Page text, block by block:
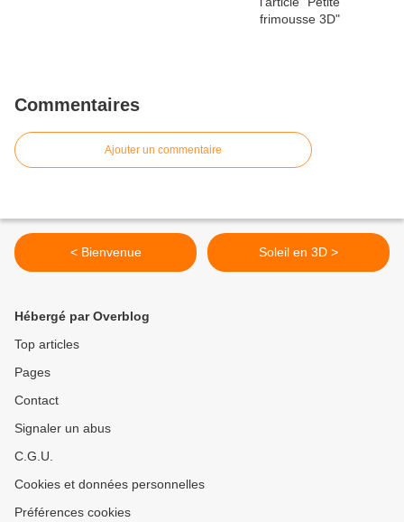
Commentaires
Ajouter un commentaire
< Bienvenue Soleil en 3D >
Hébergé par Overblog
Top articles
Pages
Contact
Signaler un abus
C.G.U.
Cookies et données personnelles
Préférences cookies